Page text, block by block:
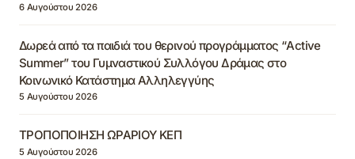
6 Αυγούστου 2026
Δωρεά από τα παιδιά του θερινού προγράμματος “Active
Summer” του Γυμναστικού Συλλόγου Δράμας στο
Κοινωνικό Κατάστημα Αλληλεγγύης
5 Αυγούστου 2026
ΤΡΟΠΟΠΟΙΗΣΗ ΩΡΑΡΙΟΥ ΚΕΠ
5 Αυγούστου 2026